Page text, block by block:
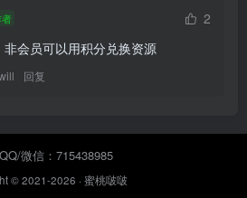
2
会员可以用积分兑换资源
回复
微信：715438985
© 2021-2026 · 蜜桃啵啵